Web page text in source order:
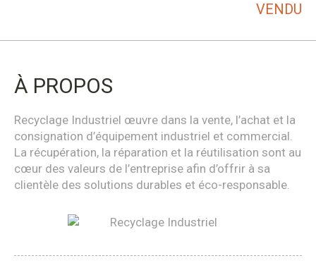
VENDU
À PROPOS
Recyclage Industriel œuvre dans la vente, l’achat et la
consignation d’équipement industriel et commercial.
La récupération, la réparation et la réutilisation sont au
cœur des valeurs de l’entreprise afin d’offrir à sa
clientèle des solutions durables et éco-responsable.